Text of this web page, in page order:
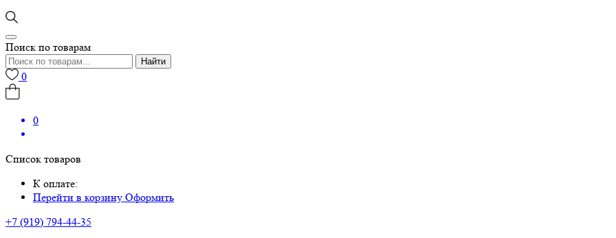
Поиск по товарам
Найти
0
0
Список товаров
К оплате:
Перейти в корзину Оформить
+7 (919) 794-44-35